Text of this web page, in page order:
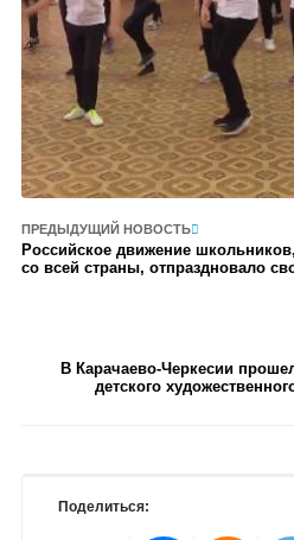
ПРЕДЫДУЩИЙ НОВОСТЬ
Российское движение
со всей страны, отпраздновало
В Карачаево-Черкесии
детского
Поделиться: